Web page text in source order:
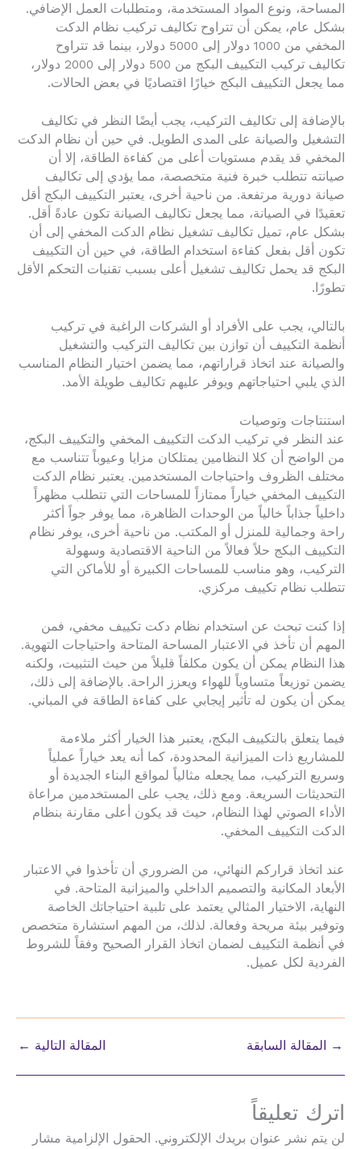
المساحة، ونوع المواد المستخدمة، ومتطلبات العمل الإضافي.
بشكل عام، يمكن أن تتراوح تكاليف تركيب نظام الدكت
المخفي من 1000 دولار إلى 5000 دولار، بينما قد تتراوح
تكاليف تركيب التكييف البكج من 500 دولار إلى 2000 دولار،
مما يجعل التكييف البكج خيارًا اقتصاديًا في بعض الحالات.
بالإضافة إلى تكاليف التركيب، يجب أيضًا النظر في تكاليف
التشغيل والصيانة على المدى الطويل. في حين أن نظام الدكت
المخفي قد يقدم مستويات أعلى من كفاءة الطاقة، إلا أن
صيانته تتطلب خبرة فنية متخصصة، مما يؤدي إلى تكاليف
صيانة دورية مرتفعة. من ناحية أخرى، يعتبر التكييف البكج أقل
تعقيدًا في الصيانة، مما يجعل تكاليف الصيانة تكون عادةً أقل.
بشكل عام، تميل تكاليف تشغيل نظام الدكت المخفي إلى أن
تكون أقل بفعل كفاءة استخدام الطاقة، في حين أن التكييف
البكج قد يحمل تكاليف تشغيل أعلى بسبب تقنيات التحكم الأقل
تطورًا.
بالتالي، يجب على الأفراد أو الشركات الراغبة في تركيب
أنظمة التكييف أن توازن بين تكاليف التركيب والتشغيل
والصيانة عند اتخاذ قراراتهم، مما يضمن اختيار النظام المناسب
الذي يلبي احتياجاتهم ويوفر عليهم تكاليف طويلة الأمد.
استنتاجات وتوصيات
عند النظر في تركيب الدكت التكييف المخفي والتكييف البكج،
من الواضح أن كلا النظامين يمتلكان مزايا وعيوباً تتناسب مع
مختلف الظروف واحتياجات المستخدمين. يعتبر نظام الدكت
التكييف المخفي خياراً ممتازاً للمساحات التي تتطلب مظهراً
داخلياً جذاباً خالياً من الوحدات الظاهرة، مما يوفر جواً أكثر
راحة وجمالية للمنزل أو المكتب. من ناحية أخرى، يوفر نظام
التكييف البكج حلاً فعالاً من الناحية الاقتصادية وسهولة
التركيب، وهو مناسب للمساحات الكبيرة أو للأماكن التي
تتطلب نظام تكييف مركزي.
إذا كنت تبحث عن استخدام نظام دكت تكييف مخفي، فمن
المهم أن تأخذ في الاعتبار المساحة المتاحة واحتياجات التهوية.
هذا النظام يمكن أن يكون مكلفاً قليلاً من حيث التثبيت، ولكنه
يضمن توزيعاً متساوياً للهواء ويعزز الراحة. بالإضافة إلى ذلك،
يمكن أن يكون له تأثير إيجابي على كفاءة الطاقة في المباني.
فيما يتعلق بالتكييف البكج، يعتبر هذا الخيار أكثر ملاءمة
للمشاريع ذات الميزانية المحدودة، كما أنه يعد خياراً عملياً
وسريع التركيب، مما يجعله مثالياً لمواقع البناء الجديدة أو
التحديثات السريعة. ومع ذلك، يجب على المستخدمين مراعاة
الأداء الصوتي لهذا النظام، حيث قد يكون أعلى مقارنة بنظام
الدكت التكييف المخفي.
عند اتخاذ قراركم النهائي، من الضروري أن تأخذوا في الاعتبار
الأبعاد المكانية والتصميم الداخلي والميزانية المتاحة. في
النهاية، الاختيار المثالي يعتمد على تلبية احتياجاتك الخاصة
وتوفير بيئة مريحة وفعالة. لذلك، من المهم استشارة متخصص
في أنظمة التكييف لضمان اتخاذ القرار الصحيح وفقاً للشروط
الفردية لكل عميل.
→ المقالة السابقة المقالة التالية ←
اترك تعليقاً
لن يتم نشر عنوان بريدك الإلكتروني. الحقول الإلزامية مشار